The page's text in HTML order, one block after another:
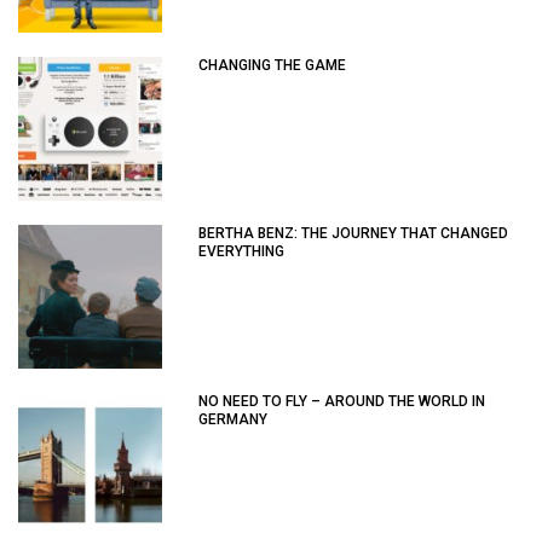
CHANGING THE GAME
BERTHA BENZ: THE JOURNEY THAT CHANGED
EVERYTHING
NO NEED TO FLY – AROUND THE WORLD IN
GERMANY